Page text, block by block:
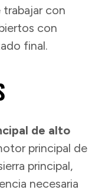
con
con
final.
de alto
principal de
principal,
necesaria